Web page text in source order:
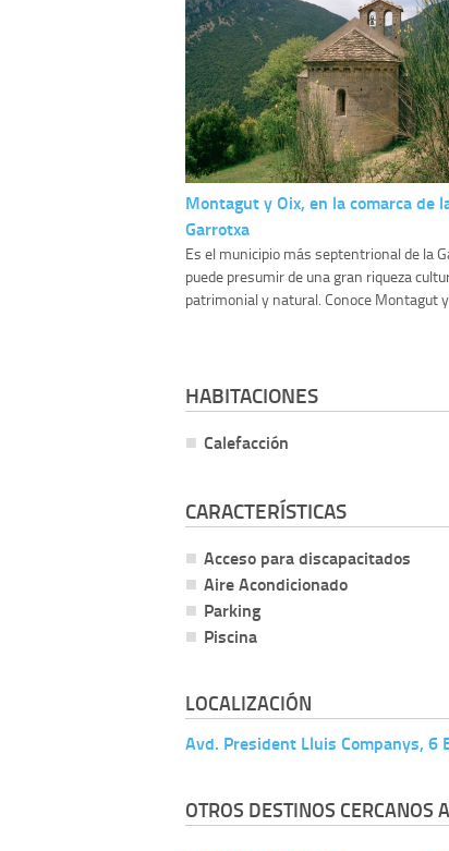
Montagut y Oix, en la comarca de
Garrotxa
Es el municipio más septentrional de la
puede presumir de una gran riqueza
patrimonial y natural. Conoce Montagut y
HABITACIONES
Calefacción
CARACTERÍSTICAS
Acceso para discapacitados
Aire Acondicionado
Parking
Piscina
LOCALIZACIÓN
Avd. President Lluis Companys, 6
OTROS DESTINOS CERCANOS